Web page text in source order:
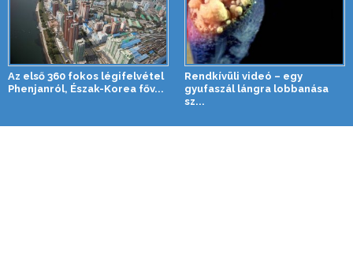
Az első 360 fokos légifelvétel
Phenjanról, Észak-Korea főv...
Rendkívüli videó – egy
gyufaszál lángra lobbanása
sz...